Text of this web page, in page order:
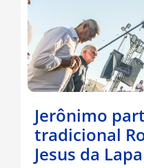
Jerônimo
tradicional
Jesus da Lapa